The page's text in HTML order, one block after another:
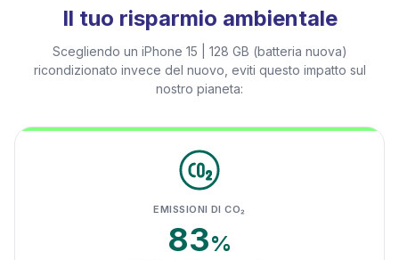
Il tuo risparmio ambientale
Scegliendo un iPhone 15 | 128 GB (batteria nuova)
ricondizionato invece del nuovo, eviti questo impatto sul
nostro pianeta:
EMISSIONI DI CO₂
83%